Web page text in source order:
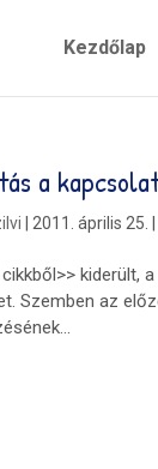
Kezdőlap
a
2011. április 25.
kiderült,
Szemben az